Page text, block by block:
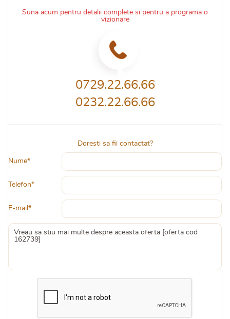
Suna acum pentru detalii complete si pentru a programa o
vizionare
0729.22.66.66
0232.22.66.66
Doresti sa fii contactat?
Nume*
Telefon*
E-mail*